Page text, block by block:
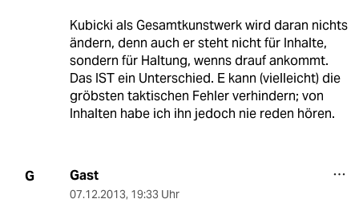
Kubicki als Gesamtkunstwerk wird daran nichts
ändern, denn auch er steht nicht für Inhalte,
sondern für Haltung, wenns drauf ankommt.
Das IST ein Unterschied. E kann (vielleicht) die
gröbsten taktischen Fehler verhindern; von
Inhalten habe ich ihn jedoch nie reden hören.
G Gast
07.12.2013, 19:33 Uhr